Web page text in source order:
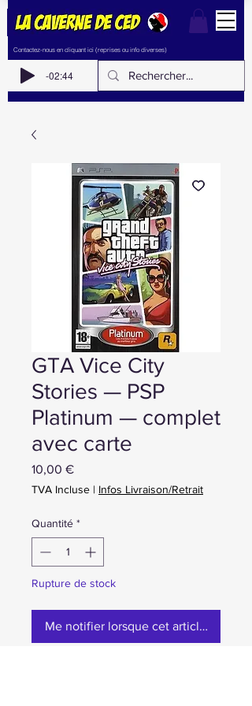
Contactez-nous en cliquant ici (reprises ou info diverses)
-02:44
GTA Vice City
Stories — PSP
Platinum — complet
avec carte
10,00 €Prix
TVA Incluse | Infos Livraison/Retrait
Quantité *
Rupture de stock
Me notifier lorsque cet article est